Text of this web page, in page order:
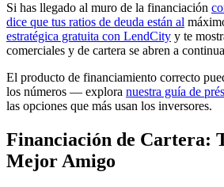
Si has llegado al muro de la financiación
dice que tus ratios de deuda están al
estratégica gratuita con LendCity y te
comerciales y de cartera se abren a
El producto de financiamiento correcto
los números — explora nuestra guía de
las opciones que más usan los inversores.
Financiación de Cartera:
Mejor Amigo